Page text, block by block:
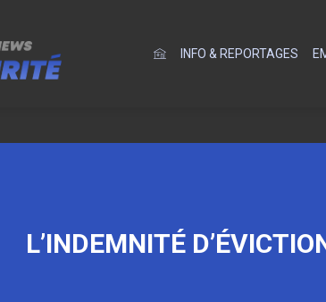
INFO & REPORTAGES
L’INDEMNITÉ